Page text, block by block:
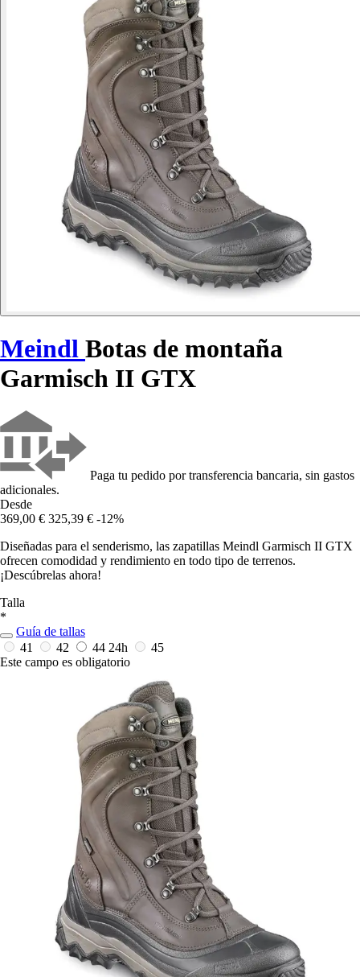
Meindl Botas de montaña
Garmisch II GTX
Paga tu pedido por transferencia bancaria, sin gastos
adicionales.
Desde
369,00 € 325,39 € -12%
Diseñadas para el senderismo, las zapatillas Meindl Garmisch II GTX
ofrecen comodidad y rendimiento en todo tipo de terrenos.
¡Descúbrelas ahora!
Talla
*
Guía de tallas
41
42 44 24h
45
Este campo es obligatorio